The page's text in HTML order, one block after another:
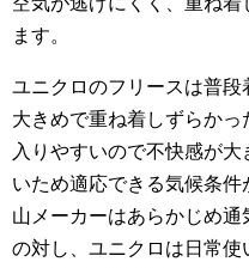
ます。
ユニクロのフリースは普
大きめで重ね着しずらか
入りやすいので不快感が
いため適応できる気候条
山メーカーはあらかじめ
の対し、ユニクロは日常